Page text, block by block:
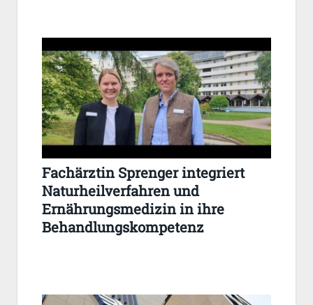
Fachärztin Sprenger integriert
Naturheilverfahren und
Ernährungsmedizin in ihre
Behandlungskompetenz